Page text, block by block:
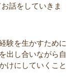
話をしていきま
験を生かすために
出し合いながら自
けにしていくこと